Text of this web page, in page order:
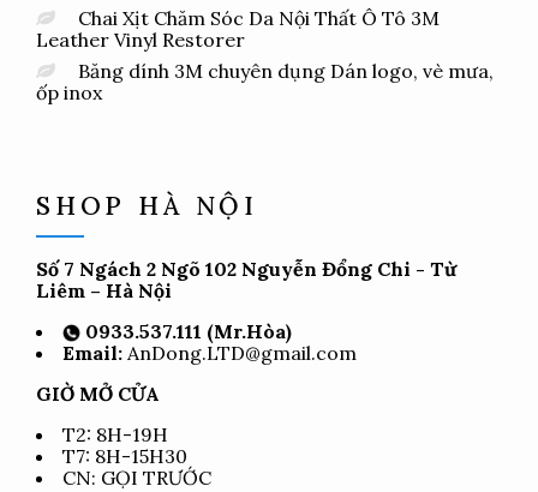
Chai Xịt Chăm Sóc Da Nội Thất Ô Tô 3M
Leather Vinyl Restorer
Băng dính 3M chuyên dụng Dán logo, vè mưa,
ốp inox
SHOP HÀ NỘI
Số 7 Ngách 2 Ngõ 102 Nguyễn Đổng Chi - Từ
Liêm – Hà Nội
0933.537.111 (Mr.Hòa)
Email: AnDong.LTD@gmail.com
GIỜ MỞ CỬA
T2: 8H-19H
T7: 8H-15H30
CN: GỌI TRƯỚC